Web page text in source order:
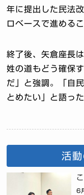
年に提出した民法
ロベースで進める
終了後、矢倉座長
姓の道もどう確保
だ」と強調。「自
とめたい」と語った
活動
6